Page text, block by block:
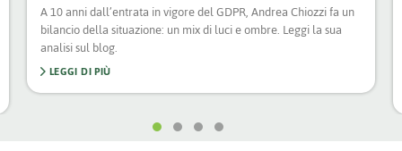
A 10 anni dall’entrata in vigore del GDPR, Andrea Chiozzi fa un
bilancio della situazione: un mix di luci e ombre. Leggi la sua
analisi sul blog.
LEGGI DI PIÙ